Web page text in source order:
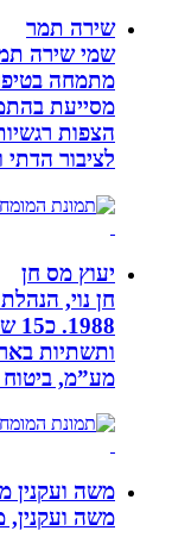
שירה תמר
שמי שירה תמר,
מסייעת
הצפות רגשיות,
לציבור הדתי
יעוץ מס חן
חן נוי, הנהלת
1988.
ותשתיות בארץ
מע”מ, ביטוח
משה ועקנין מתכנן
משה ועקנין,